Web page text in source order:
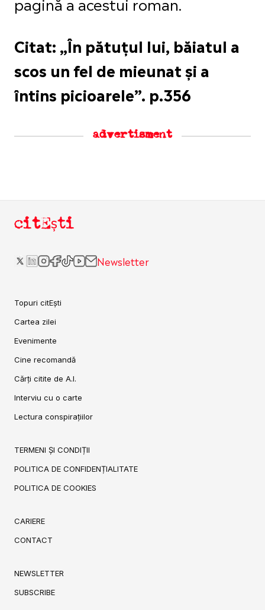
Citat: „În pătuțul lui, băiatul a
scos un fel de mieunat și a
întins picioarele”. p.356
advertisment
citEști
Newsletter
Topuri citEști
Cartea zilei
Evenimente
Cine recomandă
Cărți citite de A.I.
Interviu cu o carte
Lectura conspirațiilor
TERMENI ȘI CONDIȚII
POLITICA DE CONFIDENȚIALITATE
POLITICA DE COOKIES
CARIERE
CONTACT
NEWSLETTER
SUBSCRIBE